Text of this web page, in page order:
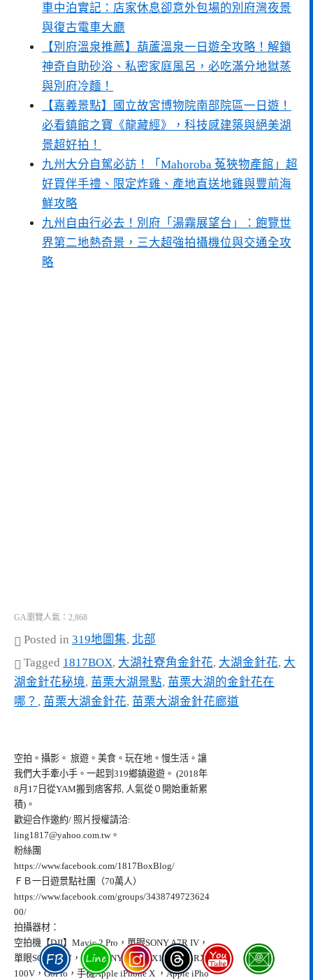
車中泊實記：店家休息卻意外包場的別府灣夜景
與復古電車大廳
【別府溫泉推薦】葫蘆溫泉一日遊全攻略！解鎖
神奇自助砂浴、私密家庭風呂，必吃滿分地獄蒸
與別府冷麵！
【嘉義景點】國立故宮博物院南部院區一日遊！
必看鎮館之寶《龍藏經》，科技感建築與絕美湖
景超好拍！
九州大分自駕必訪！「Mahoroba 菟狹物產館」超
好買伴手禮、限定炸雞、產地直送地雞與豐前海
鮮攻略
九州自由行必去！別府「湯霧展望台」：飽覽世
界第二地熱奇景，三大超強拍攝機位與交通全攻
略
GA瀏覽人氣：2,868
Posted in 319地圖集, 北部
Tagged 1817BOX, 大湖社寮角金針花, 大湖金針花, 大
湖金針花秘境, 苗栗大湖景點, 苗栗大湖的金針花在
哪？ , 苗栗大湖金針花, 苗栗大湖金針花廊道
空拍。攝影。 旅遊。美食。玩在地。慢生活。讓
我們大手牽小手。一起到319鄉鎮遨遊。 (2018年
8月17日從YAM搬到痞客邦, 人氣從０開始重新累
積)。
歡迎合作邀約/ 照片授權請洽:
ling1817@yahoo.com.tw。
粉絲團
https://www.facebook.com/1817BoxBlog/
ＦＢ一日遊景點社團（70萬人）
https://www.facebook.com/groups/3438749723624
00/
拍攝器材：
空拍機【DJI】Mavic 2 Pro，單眼SONY A7R IV，
單眼SONY a77，類單SONY DSC-RX100M5A RX
100V，GoPro，手機Apple iPhone X ，Apple iPho